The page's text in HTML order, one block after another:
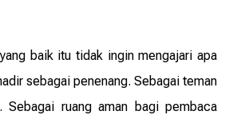
baik itu tidak ingin mengajari apa
sebagai penenang. Sebagai teman
ruang aman bagi pembaca